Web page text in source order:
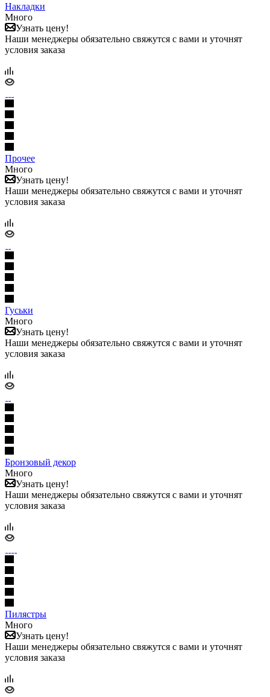
Накладки
Много
Узнать цену!
Наши менеджеры обязательно свяжутся с вами и уточнят
условия заказа
Прочее
Много
Узнать цену!
Наши менеджеры обязательно свяжутся с вами и уточнят
условия заказа
Гуськи
Много
Узнать цену!
Наши менеджеры обязательно свяжутся с вами и уточнят
условия заказа
Бронзовый декор
Много
Узнать цену!
Наши менеджеры обязательно свяжутся с вами и уточнят
условия заказа
Пилястры
Много
Узнать цену!
Наши менеджеры обязательно свяжутся с вами и уточнят
условия заказа